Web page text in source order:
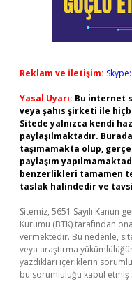
Reklam ve İletişim:
Yasal Uyarı: Bu internet
veya şahıs şirketi ile
Sitede yalnızca kendi
paylaşılmaktadır.
taşımamakta olup,
paylaşım
benzerlikleri tamamen
taslak halindedir ve
Sitemiz, 5651 Sayılı Kanun
Kurumu (BTK) tarafından
vermektedir. Bu nedenle,
veya araştırma
yazdıkları içeriklerin
bu sorumluluğu kabul etmiş